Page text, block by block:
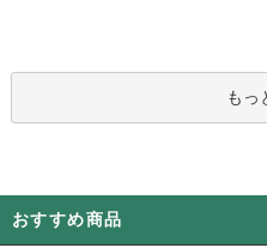
もっ
おすすめ商品